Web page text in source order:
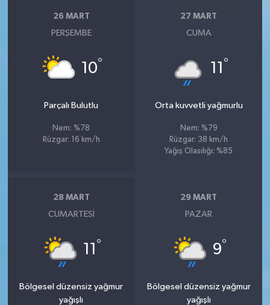
26 MART
PERŞEMBE
10°
Parçalı Bulutlu
Nem: %78
Rüzgar: 16 km/h
27 MART
CUMA
11 °
Orta kuvvetli yağmurlu
Nem: %79
Rüzgar: 38 km/h
Yağış Olasılığı: %85
28 MART
CUMARTESI
11 °
Bölgesel düzensiz yağmur
yağışlı
29 MART
PAZAR
9°
Bölgesel düzensiz yağmur
yağışlı